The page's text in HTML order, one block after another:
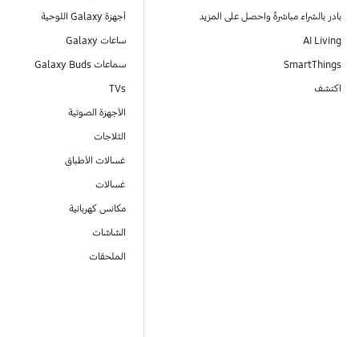
بادر بالشراء مباشرةً واحصل على المزيد
AI Living
SmartThings
اكتشف
أجهزة Galaxy اللوحية
ساعات Galaxy
سماعات Galaxy Buds
TVs
الأجهزة الصوتية
الثلاجات
غسالات الأطباق
غسالات
مكانس كهربائية
الشاشات
الملحقات